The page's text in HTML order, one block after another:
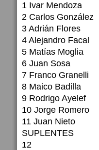
1 Ivar Mendoza
2 Carlos González
3 Adrián Flores
4 Alejandro Facal
5 Matías Moglia
6 Juan Sosa
7 Franco Granelli
8 Maico Badilla
9 Rodrigo Ayelef
10 Jorge Romero
11 Juan Nieto
SUPLENTES
12